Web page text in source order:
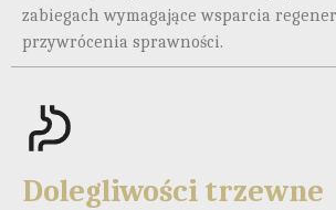
zabiegach wymagające wsparcia
przywrócenia sprawności.
Dolegliwości trzewne